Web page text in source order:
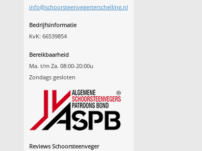
info@schoorsteenvegerterschelling.nl
Bedrijfsinformatie
KvK: 66539854
Bereikbaarheid
Ma. t/m Za. 08:00-20:00u
Zondags gesloten
Reviews Schoorsteenveger